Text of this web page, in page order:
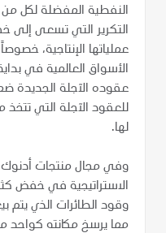
النفطية المفضلة لكل
التكرير التي تسعى إلى
عملياتها الإنتاجية،
الأسواق العالمية في
عقوده الآجلة الجديدة
للعقود الآجلة التي
لها.
وفي مجال منتجات
الاستراتيجية في خفض
وقود الطائرات الذي يتم
مما يرسخ مكانته كواحد